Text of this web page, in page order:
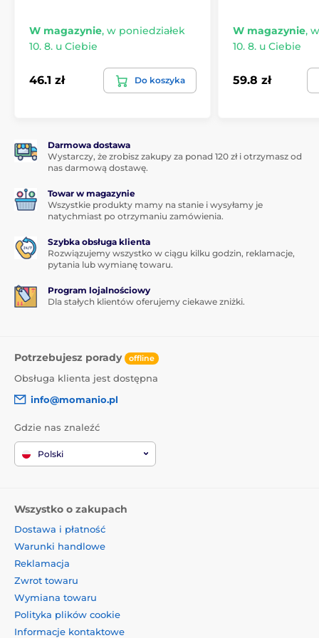
W magazynie, w poniedziałek
10. 8. u Ciebie
46.1 zł Do koszyka
W magazynie,
10. 8. u Ciebie
59.8 zł
Darmowa dostawa
Wystarczy, że zrobisz zakupy za ponad 120 zł i otrzymasz od
nas darmową dostawę.
Towar w magazynie
Wszystkie produkty mamy na stanie i wysyłamy je
natychmiast po otrzymaniu zamówienia.
Szybka obsługa klienta
Rozwiązujemy wszystko w ciągu kilku godzin, reklamacje,
pytania lub wymianę towaru.
Program lojalnościowy
Dla stałych klientów oferujemy ciekawe zniżki.
Potrzebujesz porady offline
Obsługa klienta jest dostępna
info@momanio.pl
Gdzie nas znaleźć
Polski
Wszystko o zakupach
Dostawa i płatność
Warunki handlowe
Reklamacja
Zwrot towaru
Wymiana towaru
Polityka plików cookie
Informacje kontaktowe